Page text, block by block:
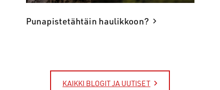
Punapistetähtäin haulikkoon?
KAIKKI BLOGIT JA UUTISET